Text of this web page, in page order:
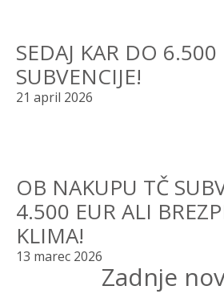
SEDAJ KAR DO 6.500
SUBVENCIJE!
21 april 2026
OB NAKUPU TČ
4.500 EUR ALI
KLIMA!
13 marec 2026
Zadnje